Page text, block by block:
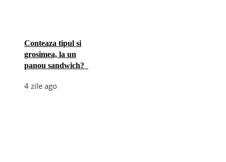
Conteaza tipul si
grosimea, la un
panou sandwich?
4 zile ago